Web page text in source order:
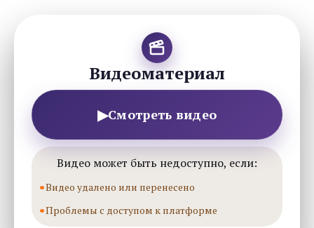
Видеоматериал
▶Смотреть видео
Видео может быть недоступно, если:
Видео удалено или перенесено
Проблемы с доступом к платформе